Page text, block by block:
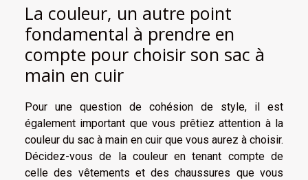
La couleur, un autre point
fondamental à prendre en
compte pour choisir son sac à
main en cuir
Pour une question de cohésion de style, il est
également important que vous prêtiez attention à la
couleur du sac à main en cuir que vous aurez à choisir.
Décidez-vous de la couleur en tenant compte de
celle des vêtements et des chaussures que vous